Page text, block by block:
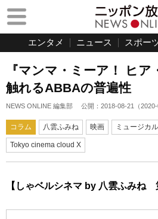
エンタメ ニュース スポー
『マンマ・ミーア！ ヒ
触れるABBAの普遍性
NEWS ONLINE 編集部 公開： 2018-08-21 （
コラム 八雲ふみね 映画 ミュージカル
Tokyo cinema cloud X
【しゃベルシネマ by 八雲ふみね